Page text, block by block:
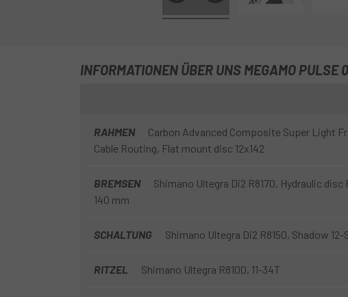
INFORMATIONEN ÜBER UNS MEGAMO PULSE
RAHMEN
Carbon Advanced Composite Super Light
Cable Routing, Flat mount disc 12x142
BREMSEN
Shimano Ultegra Di2 R8170, Hydraulic disc
140 mm
SCHALTUNG Shimano Ultegra Di2 R8150, Shadow 12-
RITZEL Shimano Ultegra R8100, 11-34T